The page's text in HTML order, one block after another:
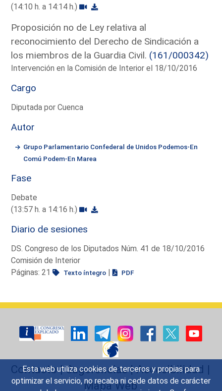
Esta web utiliza cookies de terceros y propias para
optimizar el servicio, no recaba ni cede datos de carácter
(14:10 h. a 14:14 h.)
Proposición no de Ley relativa al
reconocimiento del Derecho de Sindicación a
los miembros de la Guardia Civil. (161/000342)
Intervención en la Comisión de Interior el 18/10/2016
Cargo
Diputada por Cuenca
Autor
Grupo Parlamentario Confederal de Unidos Podemos-En
Comú Podem-En Marea
Fase
Debate
(13:57 h. a 14:16 h.)
Diario de sesiones
DS. Congreso de los Diputados Núm. 41 de 18/10/2016
Comisión de Interior
Páginas: 21
Texto íntegro | PDF
Contacto|Sugerencias|Accesibilidad |
Mapa Web